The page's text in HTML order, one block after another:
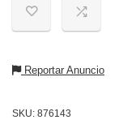
Reportar Anuncio
SKU: 876143